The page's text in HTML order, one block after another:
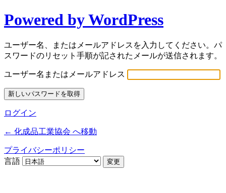
Powered by WordPress
ユーザー名、またはメールアドレスを入力してください。パ
スワードのリセット手順が記されたメールが送信されます。
ユーザー名またはメールアドレス
ログイン
← 化成品工業協会 へ移動
プライバシーポリシー
言語